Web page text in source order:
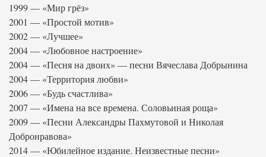
1999 — «Мир грёз»
2001 — «Простой мотив»
2002 — «Лучшее»
2004 — «Любовное настроение»
2004 — «Песня на двоих» — песни Вячеслава Добрынина
2004 — «Территория любви»
2006 — «Будь счастлива»
2007 — «Имена на все времена. Соловьиная роща»
2009 — «Песни Александры Пахмутовой и Николая
Добронравова»
2014 — «Юбилейное издание. Неизвестные песни»